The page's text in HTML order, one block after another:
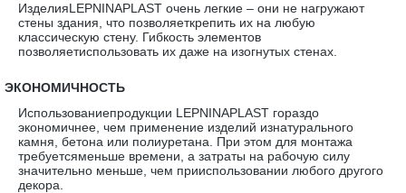
ИзделияLEPNINAPLAST очень легкие – они не нагружают
стены здания, что позволяеткрепить их на любую
классическую стену. Гибкость элементов
позволяетиспользовать их даже на изогнутых стенах.
ЭКОНОМИЧНОСТЬ
Использованиепродукции LEPNINAPLAST гораздо
экономичнее, чем применение изделий изнатурального
камня, бетона или полиуретана. При этом для монтажа
требуетсяменьше времени, а затраты на рабочую силу
значительно меньше, чем прииспользовании любого другого
декора.